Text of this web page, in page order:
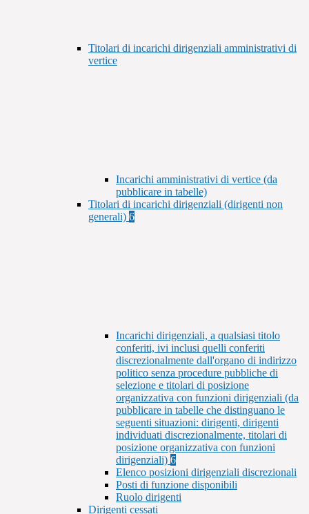
Titolari di incarichi dirigenziali amministrativi di
vertice
Incarichi amministrativi di vertice (da
pubblicare in tabelle)
Titolari di incarichi dirigenziali (dirigenti non
generali) 6
Incarichi dirigenziali, a qualsiasi titolo
conferiti, ivi inclusi quelli conferiti
discrezionalmente dall'organo di indirizzo
politico senza procedure pubbliche di
selezione e titolari di posizione
organizzativa con funzioni dirigenziali (da
pubblicare in tabelle che distinguano le
seguenti situazioni: dirigenti, dirigenti
individuati discrezionalmente, titolari di
posizione organizzativa con funzioni
dirigenziali) 6
Elenco posizioni dirigenziali discrezionali
Posti di funzione disponibili
Ruolo dirigenti
Dirigenti cessati